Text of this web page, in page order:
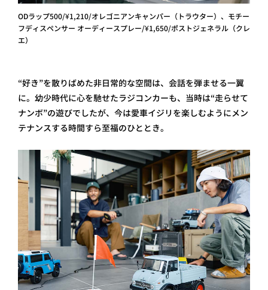
ODラップ500/¥1,210/オレゴニアンキャンパー（トラウター）、モチー
フディスペンサー オーディースプレー/¥1,650/ポストジェネラル（クレ
エ）
“好き”を散りばめた非日常的な空間は、会話を弾ませる一翼
に。幼少時代に心を馳せたラジコンカーも、当時は“走らせて
ナンボ”の遊びでしたが、今は愛車イジリを楽しむようにメン
テナンスする時間すら至福のひととき。